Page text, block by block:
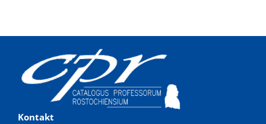
Kontakt